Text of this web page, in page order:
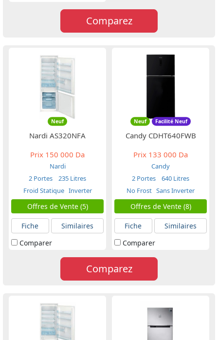
Comparez
Neuf
Nardi AS320NFA
Prix 150 000 Da
Nardi
2 Portes
235 Litres
Froid Statique Inverter
Offres de Vente (5)
Fiche
Similaires
Comparer
Neuf Facilité Neuf
Candy CDHT640FWB
Prix 133 000 Da
Candy
2 Portes
640 Litres
No Frost Sans Inverter
Offres de Vente (8)
Fiche
Similaires
Comparer
Comparez